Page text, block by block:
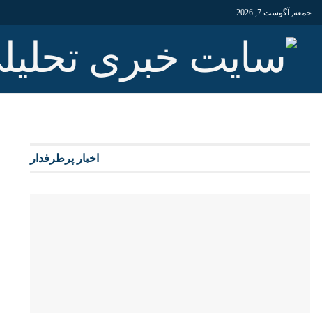
جمعه, آگوست 7, 2026
اخبار پرطرفدار